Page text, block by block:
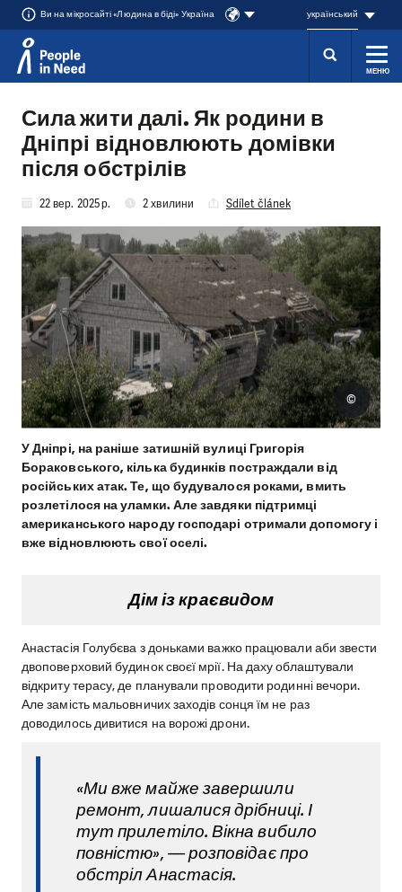
Ви на мікросайті «Людина в біді» Україна український
МЕНЮ
Сила жити далі. Як родини в
Дніпрі відновлюють домівки
після обстрілів
22 вер. 2025 р. 2 хвилини Sdílet článek
У Дніпрі, на раніше затишній вулиці Григорія
Бораковського, кілька будинків постраждали від
російських атак. Те, що будувалося роками, вмить
розлетілося на уламки. Але завдяки підтримці
американського народу господарі отримали допомогу і
вже відновлюють свої оселі.
©
Дім із краєвидом
Анастасія Голубєва з доньками важко працювали аби звести
двоповерховий будинок своєї мрії. На даху облаштували
відкриту терасу, де планували проводити родинні вечори.
Але замість мальовничих заходів сонця їм не раз
доводилось дивитися на ворожі дрони.
«Ми вже майже завершили
ремонт, лишалися дрібниці. І
тут прилетіло. Вікна вибило
повністю», — розповідає про
обстріл Анастасія.